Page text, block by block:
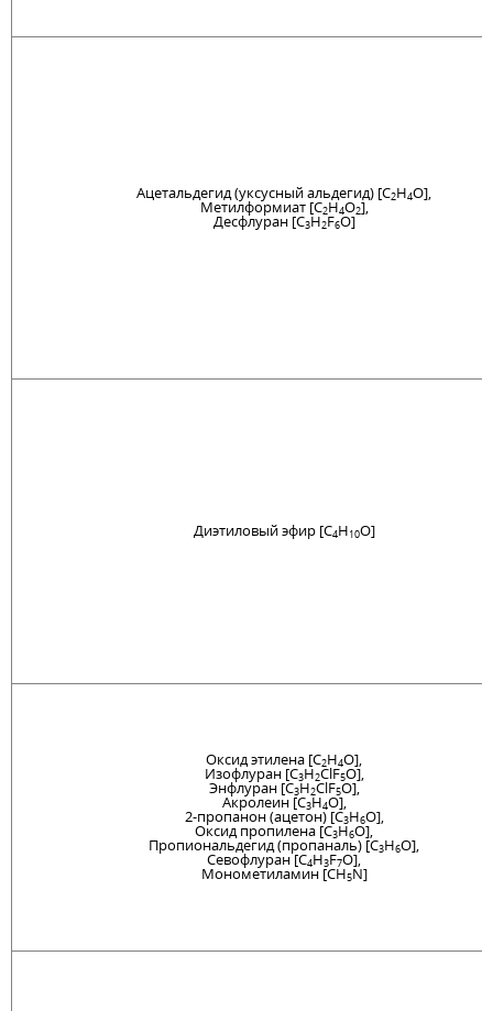
Ацетальдегид (уксусный альдегид) [C2H4O],
Метилформиат [C2H4O2],
Десфлуран [C3H2F6O]
Диэтиловый эфир [C4H10O]
Оксид этилена [C2H4O],
Изофлуран [C3H2ClF5O],
Энфлуран [C3H2ClF5O],
Акролеин [C3H4O],
2-пропанон (ацетон) [C3H6O],
Оксид пропилена [C3H6O],
Пропиональдегид (пропаналь) [C3H6O],
Севофлуран [C4H3F7O],
Монометиламин [CH5N]